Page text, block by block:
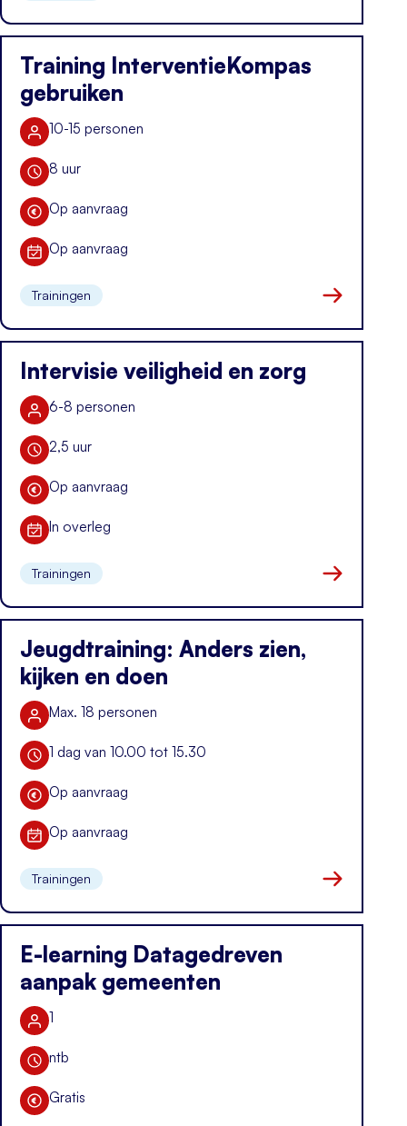
Training InterventieKompas
gebruiken
Aantal deelnemers
10-15 personen
Duur training
8 uur
Kosten
Op aanvraag
Op aanvraag
Trainingen
Intervisie veiligheid en zorg
Aantal deelnemers
6-8 personen
Duur training
2,5 uur
Kosten
Op aanvraag
In overleg
Trainingen
Jeugdtraining: Anders zien,
kijken en doen
Aantal deelnemers
Max. 18 personen
Duur training
1 dag van 10.00 tot 15.30
Kosten
Op aanvraag
Op aanvraag
Trainingen
E-learning Datagedreven
aanpak gemeenten
Aantal deelnemers
1
Duur training
ntb
Gratis